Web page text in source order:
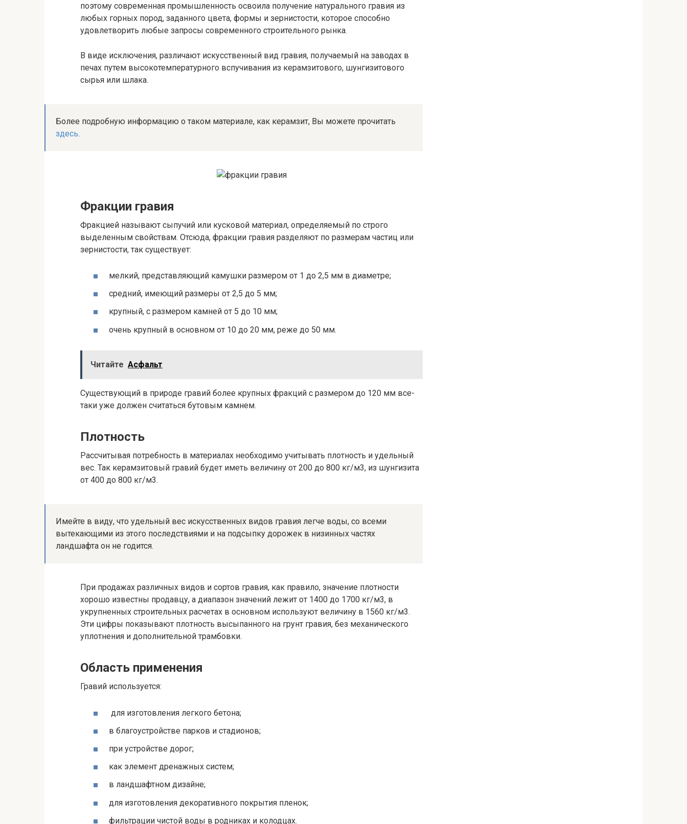
поэтому современная промышленность освоила получение натурального гравия из
любых горных пород, заданного цвета, формы и зернистости, которое способно
удовлетворить любые запросы современного строительного рынка.
В виде исключения, различают искусственный вид гравия, получаемый на заводах в
печах путем высокотемпературного вспучивания из керамзитового, шунгизитового
сырья или шлака.
Более подробную информацию о таком материале, как керамзит, Вы можете прочитать
здесь.
Фракции гравия
Фракцией называют сыпучий или кусковой материал, определяемый по строго
выделенным свойствам. Отсюда, фракции гравия разделяют по размерам частиц или
зернистости, так существует:
мелкий, представляющий камушки размером от 1 до 2,5 мм в диаметре;
средний, имеющий размеры от 2,5 до 5 мм;
крупный, с размером камней от 5 до 10 мм;
очень крупный в основном от 10 до 20 мм, реже до 50 мм.
Читайте Асфальт
Существующий в природе гравий более крупных фракций с размером до 120 мм все-
таки уже должен считаться бутовым камнем.
Плотность
Рассчитывая потребность в материалах необходимо учитывать плотность и удельный
вес. Так керамзитовый гравий будет иметь величину от 200 до 800 кг/м3, из шунгизита
от 400 до 800 кг/м3.
Имейте в виду, что удельный вес искусственных видов гравия легче воды, со всеми
вытекающими из этого последствиями и на подсыпку дорожек в низинных частях
ландшафта он не годится.
При продажах различных видов и сортов гравия, как правило, значение плотности
хорошо известны продавцу, а диапазон значений лежит от 1400 до 1700 кг/м3, в
укрупненных строительных расчетах в основном используют величину в 1560 кг/м3.
Эти цифры показывают плотность высыпанного на грунт гравия, без механического
уплотнения и дополнительной трамбовки.
Область применения
Гравий используется:
для изготовления легкого бетона;
в благоустройстве парков и стадионов;
при устройстве дорог;
как элемент дренажных систем;
в ландшафтном дизайне;
для изготовления декоративного покрытия пленок;
фильтрации чистой воды в родниках и колодцах.